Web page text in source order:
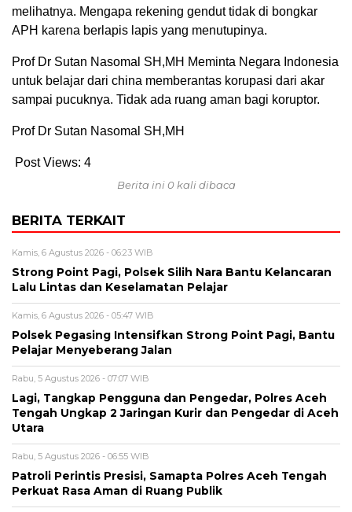
melihatnya. Mengapa rekening gendut tidak di bongkar
APH karena berlapis lapis yang menutupinya.
Prof Dr Sutan Nasomal SH,MH Meminta Negara Indonesia
untuk belajar dari china memberantas korupasi dari akar
sampai pucuknya. Tidak ada ruang aman bagi koruptor.
Prof Dr Sutan Nasomal SH,MH
Post Views: 4
Berita ini 0 kali dibaca
BERITA TERKAIT
Kamis, 6 Agustus 2026 - 06:23 WIB
Strong Point Pagi, Polsek Silih Nara Bantu Kelancaran
Lalu Lintas dan Keselamatan Pelajar
Kamis, 6 Agustus 2026 - 05:47 WIB
Polsek Pegasing Intensifkan Strong Point Pagi, Bantu
Pelajar Menyeberang Jalan
Rabu, 5 Agustus 2026 - 07:07 WIB
Lagi, Tangkap Pengguna dan Pengedar, Polres Aceh
Tengah Ungkap 2 Jaringan Kurir dan Pengedar di Aceh
Utara
Rabu, 5 Agustus 2026 - 06:55 WIB
Patroli Perintis Presisi, Samapta Polres Aceh Tengah
Perkuat Rasa Aman di Ruang Publik